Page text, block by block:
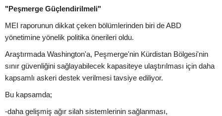
"Peşmerge Güçlendirilmeli"
MEI raporunun dikkat çeken bölümlerinden biri de ABD
yönetimine yönelik politika önerileri oldu.
Araştırmada Washington'a, Peşmerge'nin Kürdistan Bölgesi'nin
sınır güvenliğini sağlayabilecek kapasiteye ulaştırılması için daha
kapsamlı askeri destek verilmesi tavsiye ediliyor.
Bu kapsamda;
-daha gelişmiş ağır silah sistemlerinin sağlanması,